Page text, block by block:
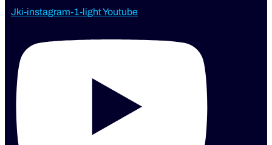
Jki-instagram-1-lightYoutube